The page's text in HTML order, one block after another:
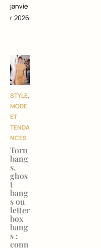
janvie
r 2026
STYLE,
MODE
ET
TENDA
NCES
Torn
bang
s,
ghos
t
bang
s ou
letter
box
bang
s :
conn